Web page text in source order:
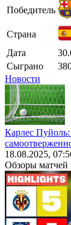
Победитель
Страна
Дата
Сыграно
Новости
Карлес
18.08.2025,
Обзоры матчей